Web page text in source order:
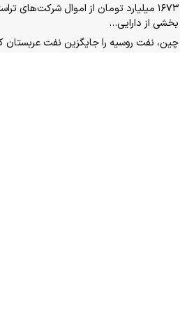
۱۶۷۳ میلیارد تومان از اموال شرکت‌های
بخشی از دارایی‌…
چین، نفت روسیه را جایگزین نفت عربستان